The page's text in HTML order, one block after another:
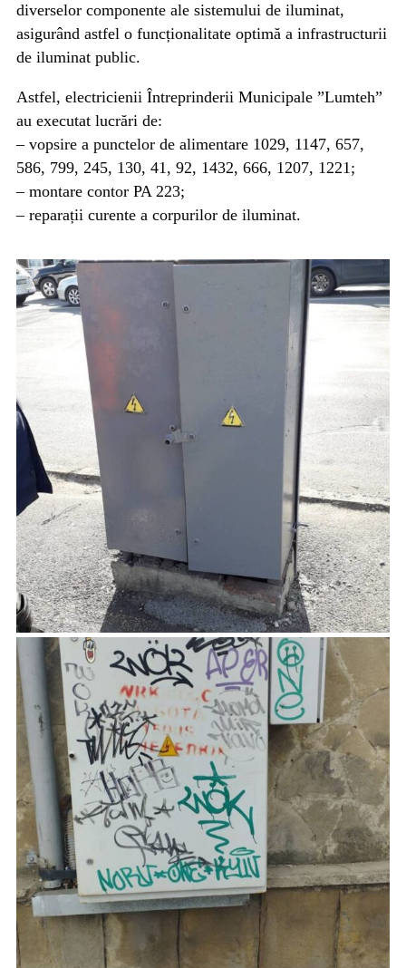
diverselor componente ale sistemului de iluminat,
asigurând astfel o funcționalitate optimă a infrastructurii
de iluminat public.
Astfel, electricienii Întreprinderii Municipale ”Lumteh”
au executat lucrări de:
– vopsire a punctelor de alimentare 1029, 1147, 657,
586, 799, 245, 130, 41, 92, 1432, 666, 1207, 1221;
– montare contor PA 223;
– reparații curente a corpurilor de iluminat.